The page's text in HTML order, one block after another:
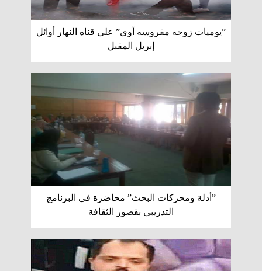
”يوميات زوجه مفروسه أوى” على قناه النهار أوائل
إبريل المقبل
”أدلة ومحركات البحث” محاضرة فى البرنامج
التدريبى بقصور الثقافة